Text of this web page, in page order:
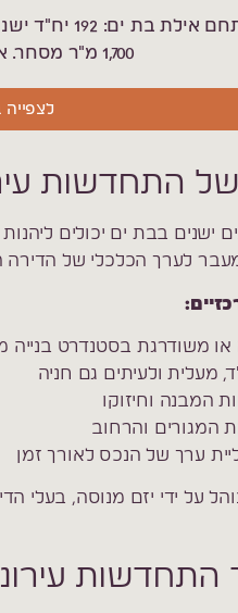
1,700 מ"ר מסחר. אדריכלות: דאובר אדריכלים
של התחדשות
ישנים בבת ים יכולים
מעבר לערך הכלכלי של
משודרגת בסטנדרט בנייה
מעלית ולעיתים גם חניה
המבנה וחיזוקו
המגורים והרחוב
ערך של הנכס לאורך זמן
על ידי יזם מנוסה, בעלי
התחדשות